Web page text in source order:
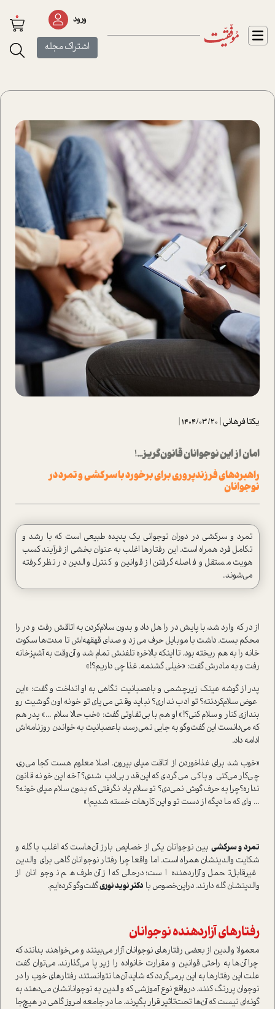
ورود
اشتراک مجله
0
یکتا فرهانی|
1404/03/20
|
امان از اين نوجوانان قانون‌گريز...!
راهبردهای فرزندپروری برای برخورد با سرکشی و تمرد در
نوجوانان
تمرد و سرکشی در دوران نوجوانی یک پدیده طبیعی است که با رشد و
تکامل فرد همراه است. این رفتارها اغلب به عنوان بخشی از فرآیند کسب
هویت مستقل و فاصله گرفتن از قوانین و کنترل والدین در نظر گرفته
می‌شوند.
از در كه وارد شد، با پایش در را هل داد و بدون سلام‌کردن به اتاقش رفت و در را
محکم بست. داشت با موبايل حرف مي‌زد و صداي قهقهه‌اش تا مدت‌ها سكوت
خانه را به هم ‌ريخته بود. تا اينكه بالاخره تلفنش تمام شد و آن‌وقت به آشپزخانه
رفت و به مادرش گفت: «خيلي گشنمه. غذا چي داريم؟!»
پدر از گوشه عينك زيرچشمي و باعصبانيت نگاهي به او انداخت و گفت: «اين
عوض سلام‌کردنته؟ تو ادب نداري؟ نبايد وقتي مي‌ياي تو خونه اون گوشيت رو
بندازي كنار و سلام كني؟!» او ‌هم با بي‌تفاوتي گفت: «خب حالا سلام ...» پدر هم
كه مي‌دانست اين گفت‌و‌گو به جايي نمي‌رسد، باعصبانيت به خواندن روزنامه‌اش
ادامه داد.
«خوب شد براي غذاخوردن از اتاقت مياي بيرون. اصلا معلوم‌ هست كجا مي‌ري،
چی‌كا‌ر مي‌كني و با کی می‌گردی که این‌قدر بی‌ادب شدی؟ آخه‌ اين خونه قانون
نداره؟چرا به حرف گوش نمي‌دي؟ تو سلام ياد نگرفتي كه بدون سلام مياي خونه؟
... وای که ما دیگه از دست تو و این کارهات خسته شدیم!»
تمرد‌ و سركشي بين نوجوانان يكي از خصايص بارز آن‌هاست كه اغلب‌ با‌ گله و
شكايت والدينشان همراه است. اما واقعا چرا‌ رفتار نوجوانان گاهي براي والدين
غيرقابل‌تحمل و آزاردهنده است؛ درحالی‌که از آن طرف هم نوجوانان از
والدینشان گله دارند. دراين‌خصوص با دكتر نويد نوريگفت‌وگو كرده‌ايم.
رفتارهاي آزاردهنده نوجوانان
معمولا والدين از بعضي رفتارهاي نوجوانان آزار مي‌بينند و مي‌خواهند بدانند كه
چرا آن‌ها به‌‎ راحتي قوانين و مقرارت خانواده را زير پا مي‌گذارند. مي‌توان گفت
علت اين رفتارها به اين برمي‌گردد كه شايد آن‌ها نتوانستند رفتارهاي خوب را در
نوجوان پررنگ كنند. درواقع نوع آموزشي كه والدين به نوجوانانشان مي‌دهند به
گونه‌اي نيست كه آن‌ها تحت‌تاثير قرار بگيرند. ما در جامعه امروز گاهي در هيچ‌جا